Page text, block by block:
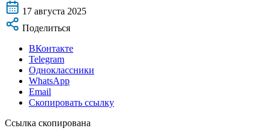
17 августа 2025
Поделиться
ВКонтакте
Telegram
Одноклассники
WhatsApp
Email
Скопировать ссылку
Ссылка скопирована